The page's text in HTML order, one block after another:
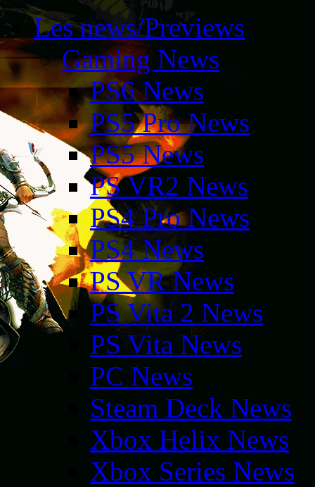
Les news/Previews
Gaming News
PS6 News
PS5 Pro News
PS5 News
PS VR2 News
PS4 Pro News
PS4 News
PS VR News
PS Vita 2 News
PS Vita News
PC News
Steam Deck News
Xbox Helix News
Xbox Series News